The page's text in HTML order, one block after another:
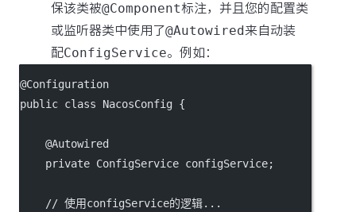
保该类被@Component标注，并且您的配置类
或监听器类中使用了@Autowired来自动装
配ConfigService。例如：
@Configuration
public class NacosConfig {
    @
Autowired
private ConfigService configService;
// 使用configService的逻辑...